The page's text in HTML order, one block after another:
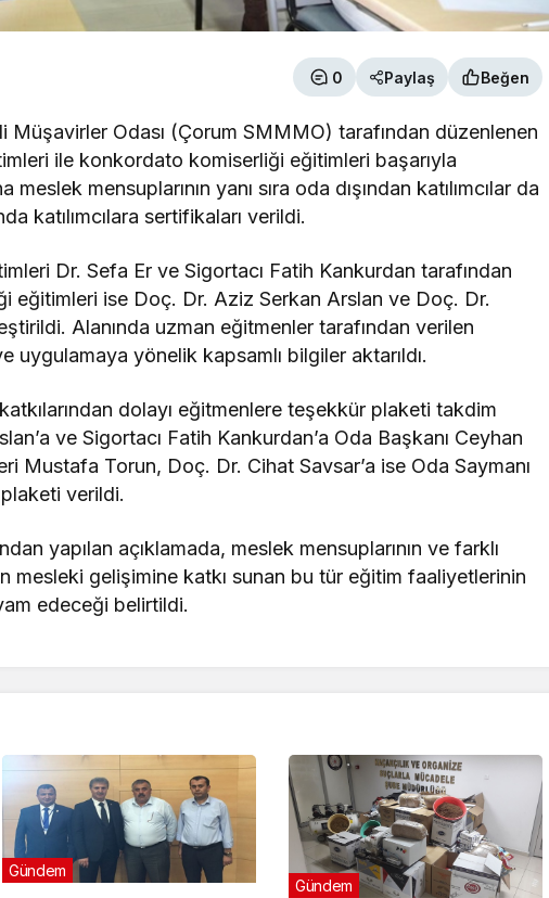
0 Paylaş Beğen
Odası (Çorum SMMMO) tarafından düzenlenen
ile konkordato komiserliği eğitimleri başarıyla
mensuplarının yanı sıra oda dışından katılımcılar da
katılımcılara sertifikaları verildi.
Dr. Sefa Er ve Sigortacı Fatih Kankurdan tarafından
eğitimleri ise Doç. Dr. Aziz Serkan Arslan ve Doç. Dr.
Alanında uzman eğitmenler tarafından verilen
uygulamaya yönelik kapsamlı bilgiler aktarıldı.
dolayı eğitmenlere teşekkür plaketi takdim
ve Sigortacı Fatih Kankurdan’a Oda Başkanı Ceyhan
Mustafa Torun, Doç. Dr. Cihat Savsar’a ise Oda Saymanı
verildi.
yapılan açıklamada, meslek mensuplarının ve farklı
mesleki gelişimine katkı sunan bu tür eğitim faaliyetlerinin
edeceği belirtildi.
Gündem
Gündem